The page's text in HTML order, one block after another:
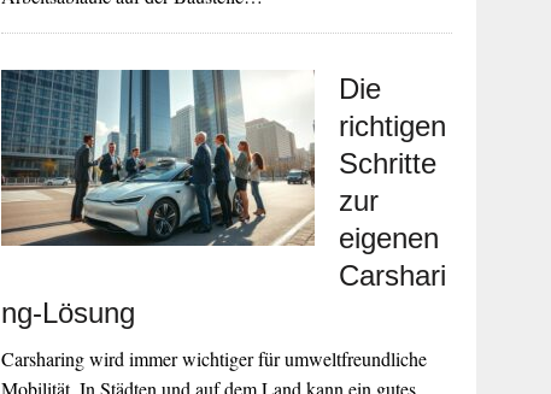
Die
richtigen
Schritte
zur
eigenen
Carshari
ng-Lösung
Carsharing wird immer wichtiger für umweltfreundliche
Mobilität. In Städten und auf dem Land kann ein gutes